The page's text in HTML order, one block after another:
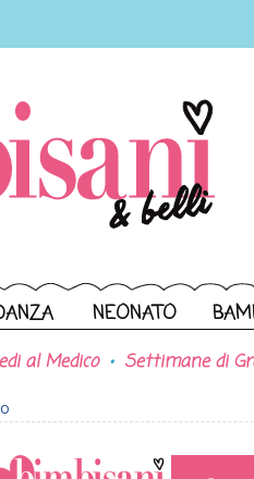
NEONATO
al Medico Settimane di